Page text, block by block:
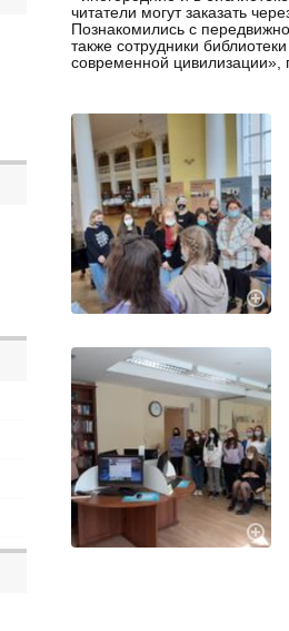
читатели могут заказать
Познакомились с
также сотрудники
современной